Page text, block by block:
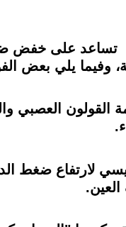
التي تساعد على
وفيما يلي بعض
العصبي
لارتفاع ضغط